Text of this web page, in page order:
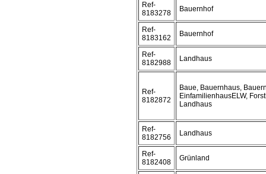
Ref-
8183278
Bauernhof
Ref-
8183162
Bauernhof
Ref-
8182988
Landhaus
Ref-
8182872
Baue, Bauernhaus,
EinfamilienhausELW,
Landhaus
Ref-
8182756
Landhaus
Ref-
8182408
Grünland